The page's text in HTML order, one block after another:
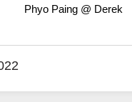
Phyo Paing @ Derek